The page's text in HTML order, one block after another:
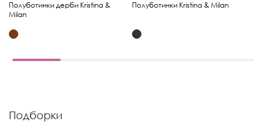
Полуботинки дерби Kristina &
Milan
Полуботинки Kristina & Milan
Подборки